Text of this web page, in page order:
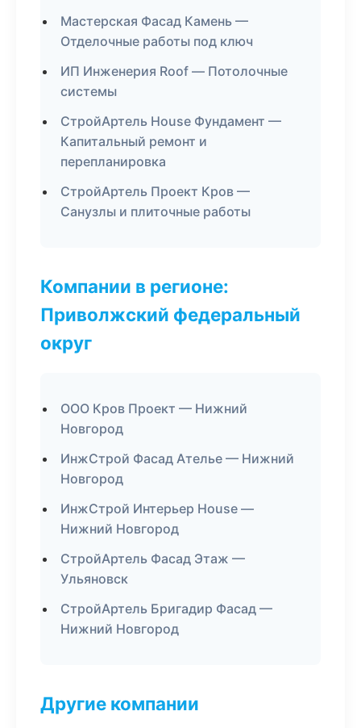
Мастерская Фасад Камень —
Отделочные работы под ключ
ИП Инженерия Roof — Потолочные
системы
СтройАртель House Фундамент —
Капитальный ремонт и
перепланировка
СтройАртель Проект Кров —
Санузлы и плиточные работы
Компании в регионе:
Приволжский федеральный
округ
ООО Кров Проект — Нижний
Новгород
ИнжСтрой Фасад Ателье — Нижний
Новгород
ИнжСтрой Интерьер House —
Нижний Новгород
СтройАртель Фасад Этаж —
Ульяновск
СтройАртель Бригадир Фасад —
Нижний Новгород
Другие компании